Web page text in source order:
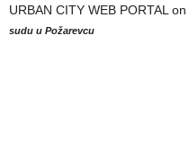
URBAN CITY WEB PORTALon
sudu u Požarevcu